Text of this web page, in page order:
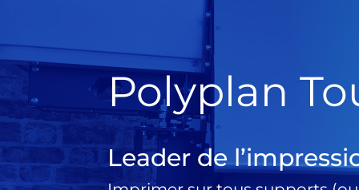
Polyplan
Leader de